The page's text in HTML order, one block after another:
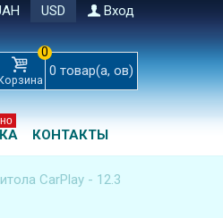
USD Вход
0
0 товар(а, ов)
КОНТАКТЫ
CarPlay - 12.3